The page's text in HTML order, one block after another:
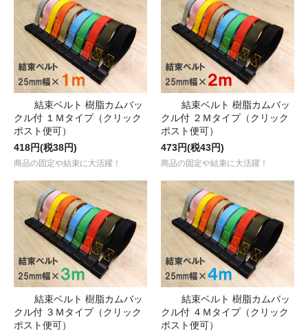
結束ベルト 樹脂カムバッ
クル付 １Ｍタイプ（クリック
ポスト便可）
418円(税38円)
商品の固定や結束に大活躍！
結束ベルト 樹脂カムバッ
クル付 ２Ｍタイプ（クリック
ポスト便可）
473円(税43円)
商品の固定や結束に大活躍！
結束ベルト 樹脂カムバッ
クル付 ３Ｍタイプ（クリック
ポスト便可）
結束ベルト 樹脂カムバッ
クル付 ４Ｍタイプ（クリック
ポスト便可）